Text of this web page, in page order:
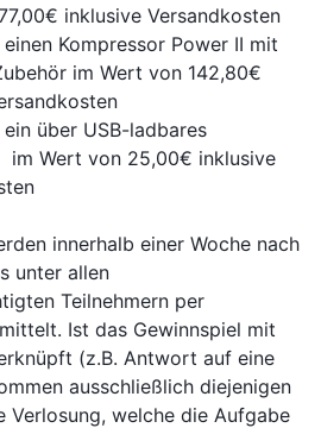
inklusive Versandkosten
Kompressor Power II mit
im Wert von 142,80€
über USB-ladbares
im Wert von 25,00€ inklusive
innerhalb einer Woche nach
unter allen
Teilnehmern per
Ist das Gewinnspiel mit
(z.B. Antwort auf eine
ausschließlich diejenigen
Verlosung, welche die Aufgabe